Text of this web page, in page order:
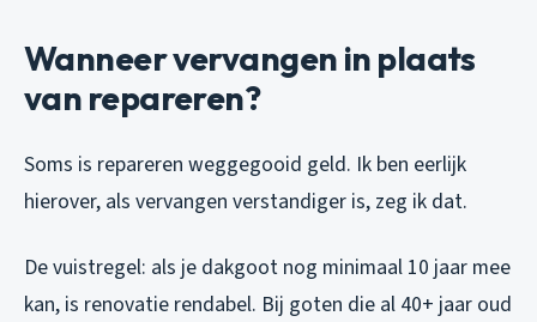
Wanneer vervangen in plaats
van repareren?
Soms is repareren weggegooid geld. Ik ben eerlijk
hierover, als vervangen verstandiger is, zeg ik dat.
De vuistregel: als je dakgoot nog minimaal 10 jaar mee
kan, is renovatie rendabel. Bij goten die al 40+ jaar oud